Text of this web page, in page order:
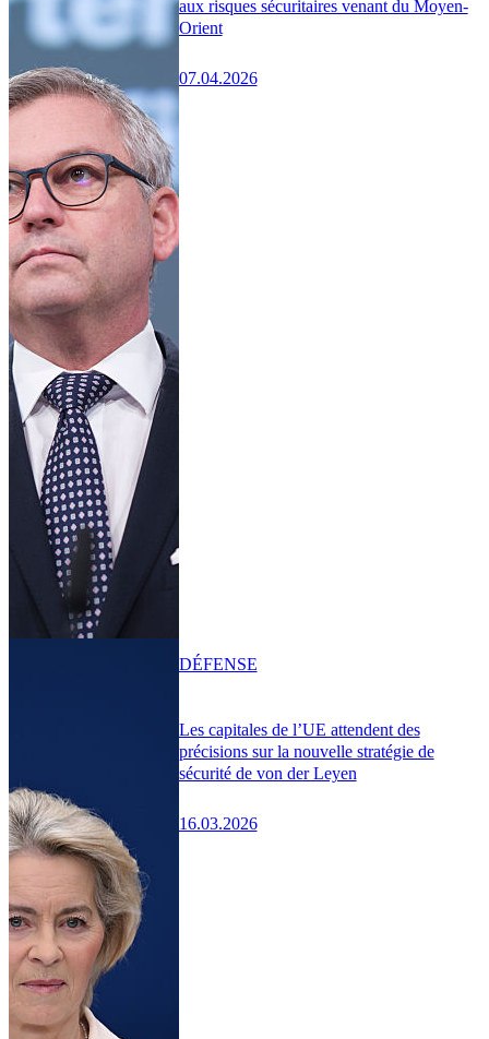
aux risques sécuritaires venant du Moyen-
Orient
07.04.2026
Les capitales de l’UE attendent des
précisions sur la nouvelle stratégie de
sécurité de von der Leyen
16.03.2026
DÉFENSE